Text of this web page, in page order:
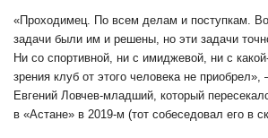
«Проходимец. По всем делам и поступкам.
задачи были им и решены, но эти задачи
Ни со спортивной, ни с имиджевой, ни с
зрения клуб от этого человека не
Евгений Ловчев-младший, который
в «Астане» в 2019-м (тот собеседовал его в